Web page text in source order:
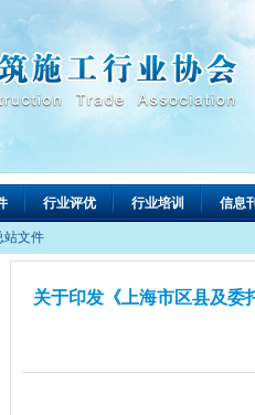
行业评优 行业培训 信息
站文件
关于印发《上海市区县及委